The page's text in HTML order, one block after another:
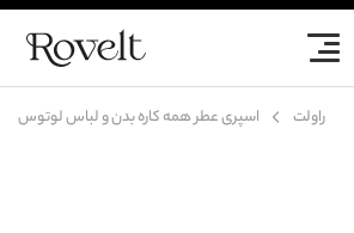
راولت اسپری عطر همه کاره بدن و لباس لوتوس